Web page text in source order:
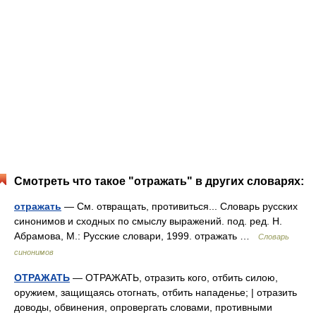
Смотреть что такое "отражать" в других словарях:
отражать — См. отвращать, противиться... Словарь русских
синонимов и сходных по смыслу выражений. под. ред. Н.
Абрамова, М.: Русские словари, 1999. отражать …
Словарь
синонимов
ОТРАЖАТЬ — ОТРАЖАТЬ, отразить кого, отбить силою,
оружием, защищаясь отогнать, отбить нападенье; | отразить
доводы, обвинения, опровергать словами, противными